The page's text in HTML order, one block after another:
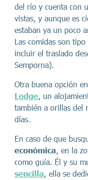
del río y cuenta con
vistas, y aunque es
estaban ya un poco
Las comidas son
incluir el traslado
Semporna).
Otra buena opción
Lodge, un
también a orillas del
días.
En caso de que
económica, en la
como guía. Él y su
sencilla, ella se